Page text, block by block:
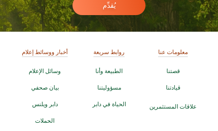
يُقدِّم
معلومات عنا
قصتنا
قيادتنا
علاقات المستثمرين
روابط سريعة
الطبيعة وأنا
مسؤوليتنا
الحياة في دابر
أخبار ووسائط إعلام
وسائل الإعلام
بيان صحفي
دابر ويلنس
الحملات